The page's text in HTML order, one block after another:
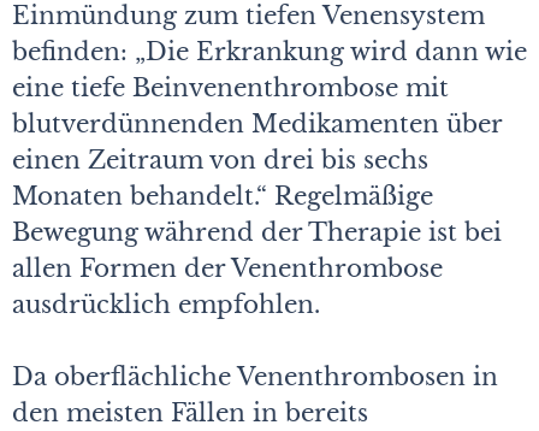
Einmündung zum tiefen Venensystem
befinden: „Die Erkrankung wird dann wie
eine tiefe Beinvenenthrombose mit
blutverdünnenden Medikamenten über
einen Zeitraum von drei bis sechs
Monaten behandelt.“ Regelmäßige
Bewegung während der Therapie ist bei
allen Formen der Venenthrombose
ausdrücklich empfohlen.
Da oberflächliche Venenthrombosen in
den meisten Fällen in bereits